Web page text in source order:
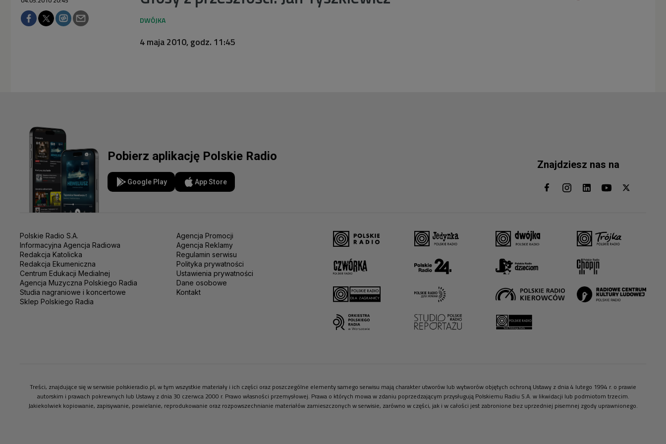
4 maja 2010, godz. 11:45
Pobierz aplikację Polskie Radio
Google Play App Store
Znajdziesz nas na
Polskie Radio S.A.
Informacyjna Agencja Radiowa
Redakcja Katolicka
Redakcja Ekumeniczna
Centrum Edukacji Medialnej
Agencja Muzyczna Polskiego Radia
Studia nagraniowe i koncertowe
Sklep Polskiego Radia
Agencja Promocji
Agencja Reklamy
Regulamin serwisu
Polityka prywatności
Ustawienia prywatności
Dane osobowe
Kontakt
Treści, znajdujące się w serwisie polskieradio.pl, w tym wszystkie materiały i ich części oraz poszczególne elementy samego serwisu mają charakter utworów lub wytworów objętych ochroną Ustawy z dnia 4 lutego 1994 r. o prawie
autorskim i prawach pokrewnych lub Ustawy z dnia 30 czerwca 2000 r. Prawo własności przemysłowej. Prawa o których mowa w zdaniu poprzedzającym przysługują Polskiemu Radiu S.A. w likwidacji lub podmiotom trzecim.
Jakiekolwiek kopiowanie, zapisywanie, powielanie, reprodukowanie oraz rozpowszechnianie materiałów zamieszczonych w serwisie, zarówno w części, jak i w całości jest zabronione bez uprzedniej pisemnej zgody uprawnionego.